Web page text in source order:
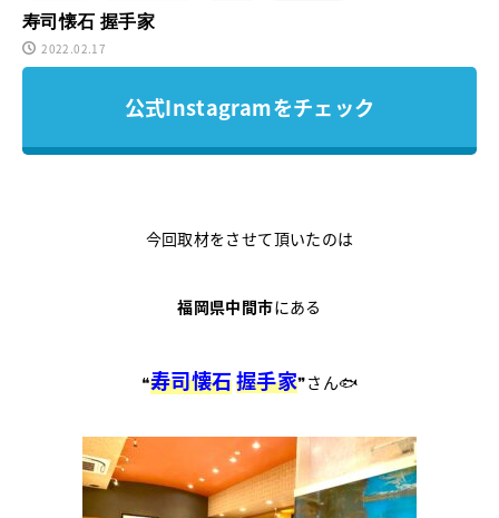
寿司懐石 握手家
2022.02.17
公式Instagramをチェック
今回取材をさせて頂いたのは
福岡県中間市にある
❝寿司懐石握手家❞さん🐟